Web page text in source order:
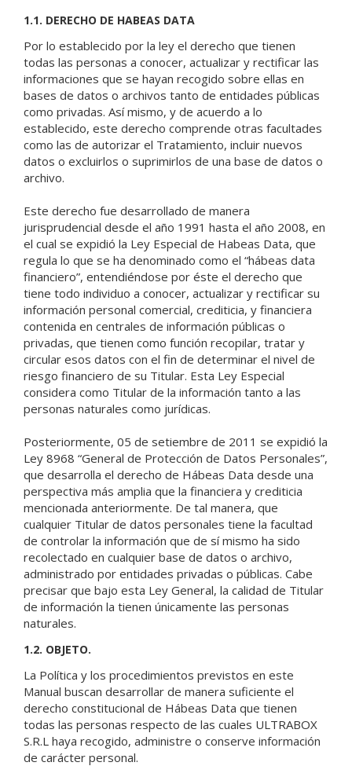
1.1. DERECHO DE HABEAS DATA
Por lo establecido por la ley el derecho que tienen
todas las personas a conocer, actualizar y rectificar las
informaciones que se hayan recogido sobre ellas en
bases de datos o archivos tanto de entidades públicas
como privadas. Así mismo, y de acuerdo a lo
establecido, este derecho comprende otras facultades
como las de autorizar el Tratamiento, incluir nuevos
datos o excluirlos o suprimirlos de una base de datos o
archivo.
Este derecho fue desarrollado de manera
jurisprudencial desde el año 1991 hasta el año 2008, en
el cual se expidió la Ley Especial de Habeas Data, que
regula lo que se ha denominado como el “hábeas data
financiero”, entendiéndose por éste el derecho que
tiene todo individuo a conocer, actualizar y rectificar su
información personal comercial, crediticia, y financiera
contenida en centrales de información públicas o
privadas, que tienen como función recopilar, tratar y
circular esos datos con el fin de determinar el nivel de
riesgo financiero de su Titular. Esta Ley Especial
considera como Titular de la información tanto a las
personas naturales como jurídicas.
Posteriormente, 05 de setiembre de 2011 se expidió la
Ley 8968 “General de Protección de Datos Personales”,
que desarrolla el derecho de Hábeas Data desde una
perspectiva más amplia que la financiera y crediticia
mencionada anteriormente. De tal manera, que
cualquier Titular de datos personales tiene la facultad
de controlar la información que de sí mismo ha sido
recolectado en cualquier base de datos o archivo,
administrado por entidades privadas o públicas. Cabe
precisar que bajo esta Ley General, la calidad de Titular
de información la tienen únicamente las personas
naturales.
1.2. OBJETO.
La Política y los procedimientos previstos en este
Manual buscan desarrollar de manera suficiente el
derecho constitucional de Hábeas Data que tienen
todas las personas respecto de las cuales ULTRABOX
S.R.L haya recogido, administre o conserve información
de carácter personal.